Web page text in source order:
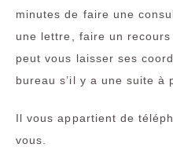
minutes de faire une
une lettre, faire un recours
peut vous laisser ses
bureau s’il y a une suite à
Il vous appartient de
vous.